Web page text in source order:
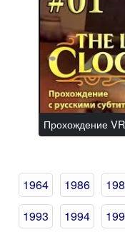
Прохождение
1964 1986
1993
1994